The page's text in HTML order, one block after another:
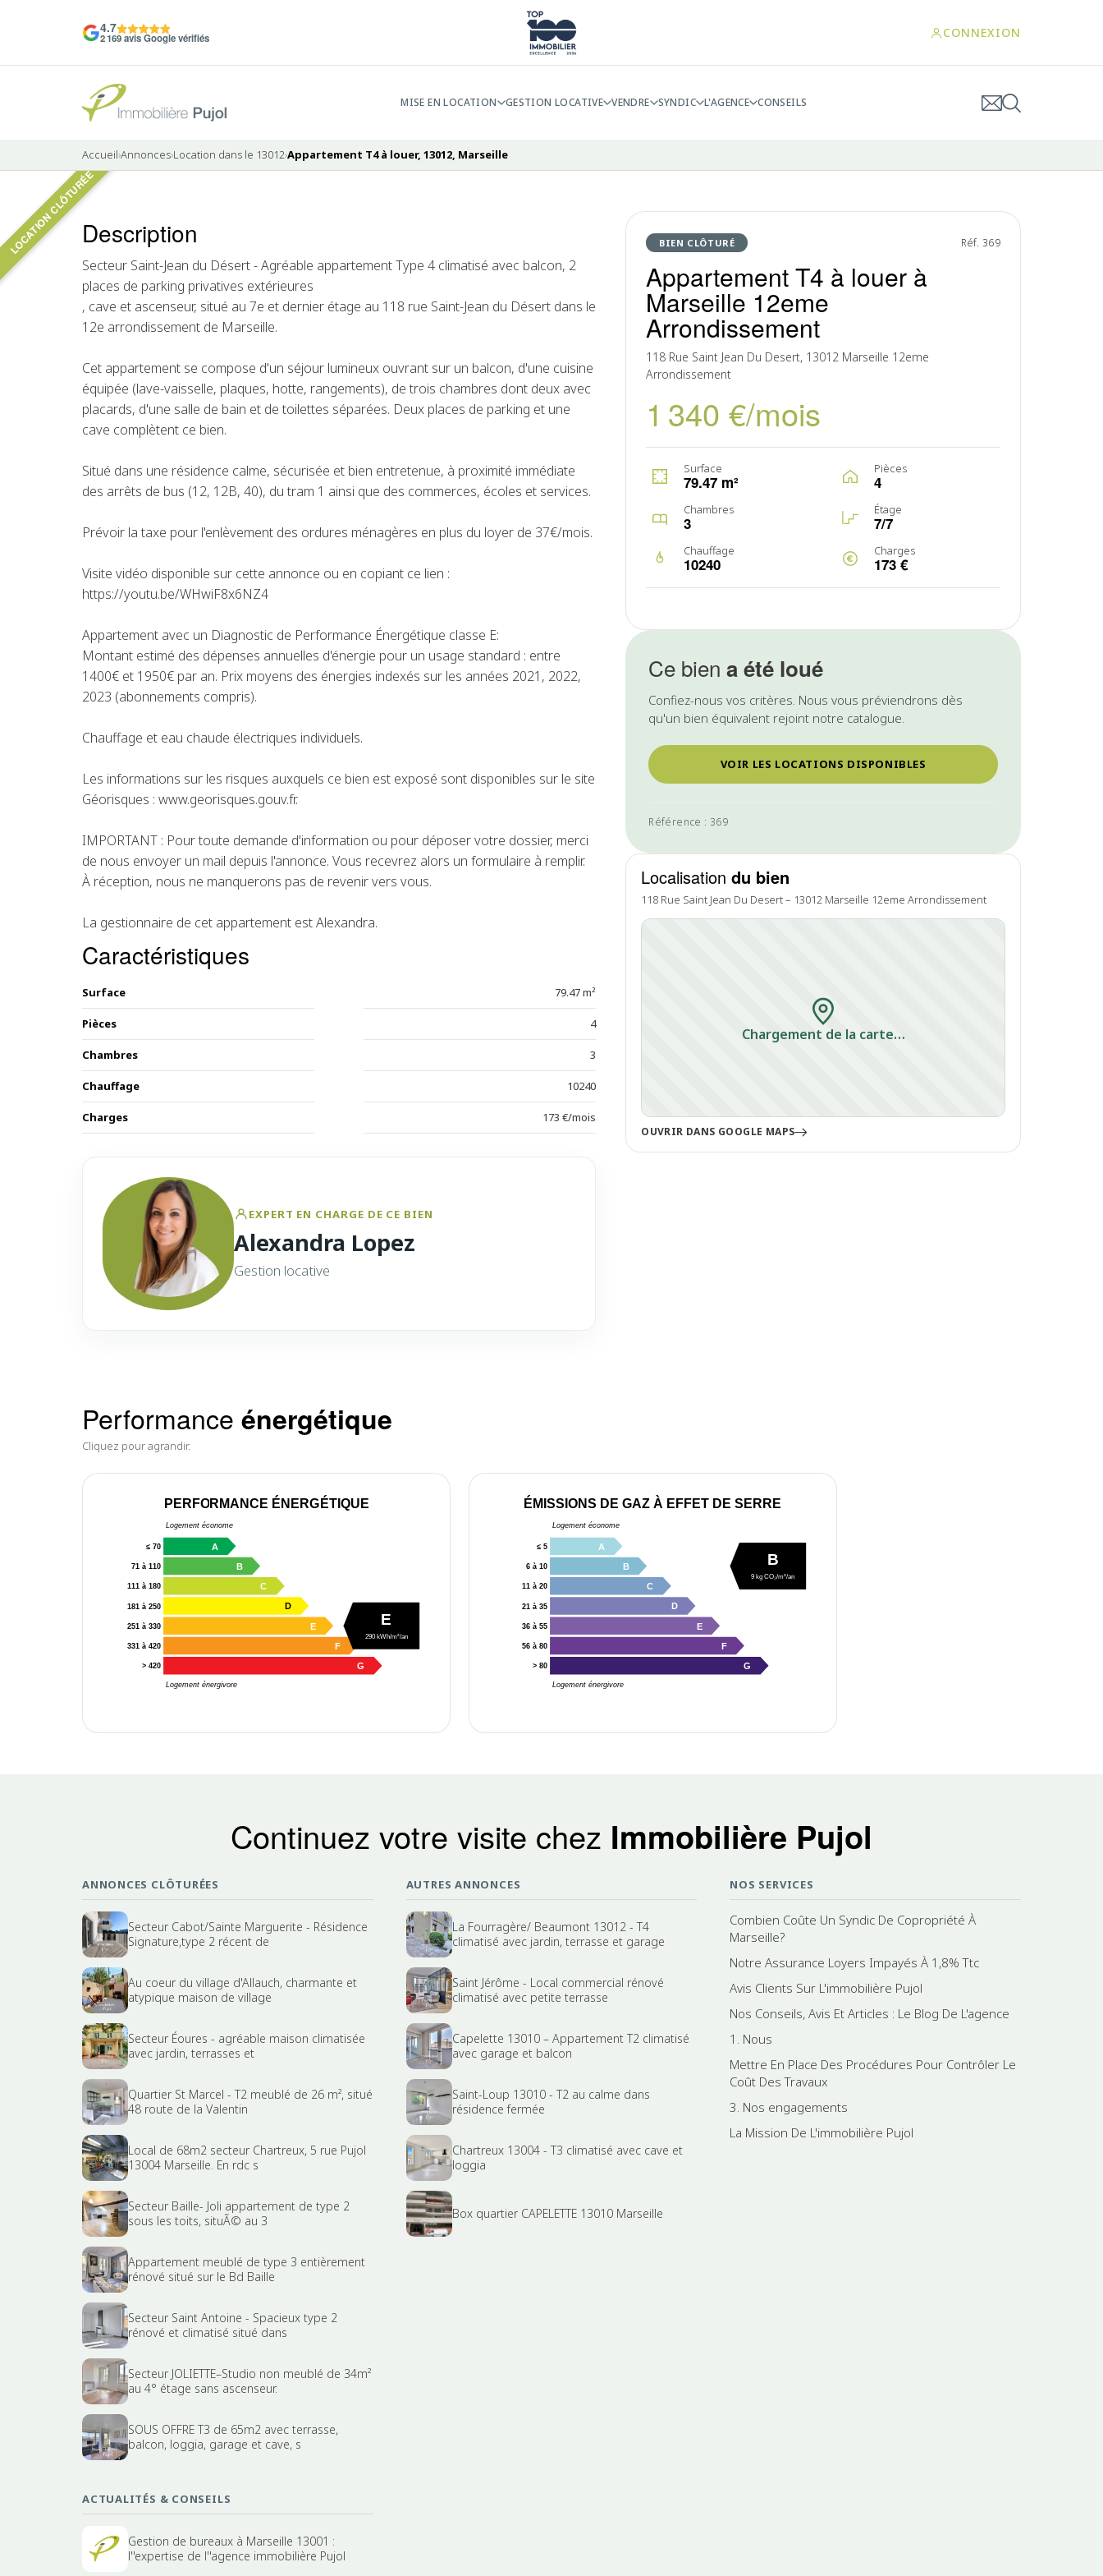
4.7
2 169 avis Google vérifiés CONNEXION
MISE EN LOCATION GESTION LOCATIVE VENDRE SYNDIC L'AGENCE CONSEILS
Accueil›Annonces›Location dans le 13012›Appartement T4 à louer, 13012, Marseille
LOCATION CLÔTURÉE BIEN CLÔTURÉ Réf. 369
Appartement T4 à louer à
Marseille 12eme
Arrondissement
118 Rue Saint Jean Du Desert, 13012 Marseille 12eme
Arrondissement
1 340 €/mois
Surface
79.47 m²
Pièces
4
Chambres
3
Étage
7/7
Chauffage
10240
Charges
173 €
Ce biena été loué
Confiez-nous vos critères. Nous vous préviendrons dès
qu'un bien équivalent rejoint notre catalogue.
VOIR LES LOCATIONS DISPONIBLES
Référence : 369
Localisationdu bien
118 Rue Saint Jean Du Desert – 13012 Marseille 12eme Arrondissement
Chargement de la carte…
OUVRIR DANS GOOGLE MAPS
LOUÉ
Description
Secteur Saint-Jean du Désert - Agréable appartement Type 4 climatisé avec balcon, 2
places de parking privatives extérieures
, cave et ascenseur, situé au 7e et dernier étage au 118 rue Saint-Jean du Désert dans le
12e arrondissement de Marseille.
Cet appartement se compose d'un séjour lumineux ouvrant sur un balcon, d'une cuisine
équipée (lave-vaisselle, plaques, hotte, rangements), de trois chambres dont deux avec
placards, d'une salle de bain et de toilettes séparées. Deux places de parking et une
cave complètent ce bien.
Situé dans une résidence calme, sécurisée et bien entretenue, à proximité immédiate
des arrêts de bus (12, 12B, 40), du tram 1 ainsi que des commerces, écoles et services.
Prévoir la taxe pour l'enlèvement des ordures ménagères en plus du loyer de 37€/mois.
Visite vidéo disponible sur cette annonce ou en copiant ce lien :
https://youtu.be/WHwiF8x6NZ4
Appartement avec un Diagnostic de Performance Énergétique classe E:
Montant estimé des dépenses annuelles d'énergie pour un usage standard : entre
1400€ et 1950€ par an. Prix moyens des énergies indexés sur les années 2021, 2022,
2023 (abonnements compris).
Chauffage et eau chaude électriques individuels.
Les informations sur les risques auxquels ce bien est exposé sont disponibles sur le site
Géorisques : www.georisques.gouv.fr.
IMPORTANT : Pour toute demande d'information ou pour déposer votre dossier, merci
de nous envoyer un mail depuis l'annonce. Vous recevrez alors un formulaire à remplir.
À réception, nous ne manquerons pas de revenir vers vous.
La gestionnaire de cet appartement est Alexandra.
Caractéristiques
Surface 79.47 m²
Pièces 4
Chambres 3
Chauffage 10240
Charges 173 €/mois
EXPERT EN CHARGE DE CE BIEN
Alexandra Lopez
Gestion locative
Performance énergétique
Cliquez pour agrandir.
PERFORMANCE ÉNERGÉTIQUE
Logement économe
Logement énergivore
≤ 70 A
71 à 110 B
111 à 180 C
181 à 250 D
251 à 330 E
331 à 420 F
> 420 G
E
290 kWh/m²/an
ÉMISSIONS DE GAZ À EFFET DE SERRE
Logement économe
Logement énergivore
≤ 5 A
6 à 10 B
11 à 20 C
21 à 35 D
36 à 55 E
56 à 80 F
> 80 G
B
9 kg CO₂/m²/an
Continuez votre visite chez Immobilière Pujol
ANNONCES CLÔTURÉES
Secteur Cabot/Sainte Marguerite - Résidence
Signature,type 2 récent de
Au coeur du village d'Allauch, charmante et
atypique maison de village
Secteur Éoures - agréable maison climatisée
avec jardin, terrasses et
Quartier St Marcel - T2 meublé de 26 m², situé
48 route de la Valentin
Local de 68m2 secteur Chartreux, 5 rue Pujol
13004 Marseille. En rdc s
Secteur Baille- Joli appartement de type 2
sous les toits, situÃ© au 3
Appartement meublé de type 3 entièrement
rénové situé sur le Bd Baille
Secteur Saint Antoine - Spacieux type 2
rénové et climatisé situé dans
Secteur JOLIETTE–Studio non meublé de 34m²
au 4° étage sans ascenseur.
SOUS OFFRE T3 de 65m2 avec terrasse,
balcon, loggia, garage et cave, s
AUTRES ANNONCES
La Fourragère/ Beaumont 13012 - T4
climatisé avec jardin, terrasse et garage
Saint Jérôme - Local commercial rénové
climatisé avec petite terrasse
Capelette 13010 – Appartement T2 climatisé
avec garage et balcon
Saint-Loup 13010 - T2 au calme dans
résidence fermée
Chartreux 13004 - T3 climatisé avec cave et
loggia
Box quartier CAPELETTE 13010 Marseille
NOS SERVICES
Combien Coûte Un Syndic De Copropriété À
Marseille?
Notre Assurance Loyers Impayés À 1,8% Ttc
Avis Clients Sur L'immobilière Pujol
Nos Conseils, Avis Et Articles : Le Blog De L'agence
1. Nous
Mettre En Place Des Procédures Pour Contrôler Le
Coût Des Travaux
3. Nos engagements
La Mission De L'immobilière Pujol
ACTUALITÉS & CONSEILS
Gestion de bureaux à Marseille 13001 :
l''expertise de l''agence immobilière Pujol